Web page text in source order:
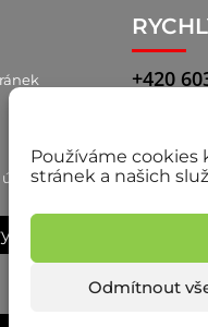
Používáme cookies
stránek a našich
Odmítnout
údajů
+420